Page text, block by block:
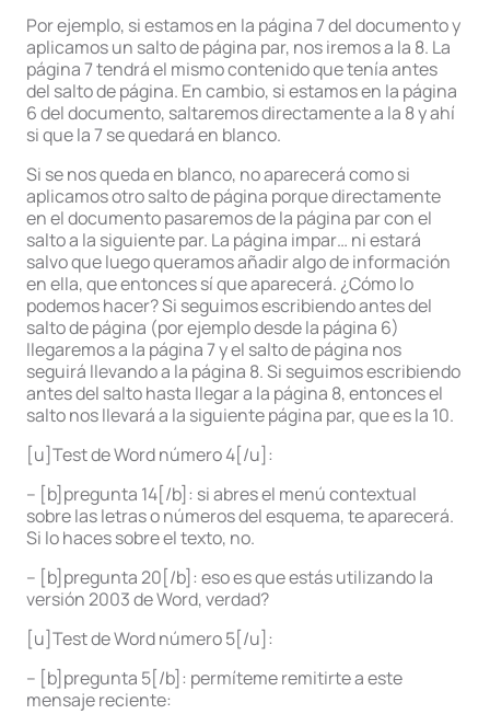
Por ejemplo, si estamos en la página 7 del documento y
aplicamos un salto de página par, nos iremos a la 8. La
página 7 tendrá el mismo contenido que tenía antes
del salto de página. En cambio, si estamos en la página
6 del documento, saltaremos directamente a la 8 y ahí
si que la 7 se quedará en blanco.
Si se nos queda en blanco, no aparecerá como si
aplicamos otro salto de página porque directamente
en el documento pasaremos de la página par con el
salto a la siguiente par. La página impar… ni estará
salvo que luego queramos añadir algo de información
en ella, que entonces sí que aparecerá. ¿Cómo lo
podemos hacer? Si seguimos escribiendo antes del
salto de página (por ejemplo desde la página 6)
llegaremos a la página 7 y el salto de página nos
seguirá llevando a la página 8. Si seguimos escribiendo
antes del salto hasta llegar a la página 8, entonces el
salto nos llevará a la siguiente página par, que es la 10.
[u]Test de Word número 4[/u]:
– [b]pregunta 14[/b]: si abres el menú contextual
sobre las letras o números del esquema, te aparecerá.
Si lo haces sobre el texto, no.
– [b]pregunta 20[/b]: eso es que estás utilizando la
versión 2003 de Word, verdad?
[u]Test de Word número 5[/u]:
– [b]pregunta 5[/b]: permíteme remitirte a este
mensaje reciente: